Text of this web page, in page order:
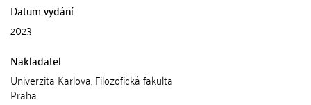
Datum vydání
2023
Nakladatel
Univerzita Karlova, Filozofická fakulta
Praha